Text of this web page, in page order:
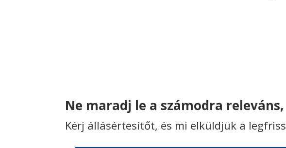
Ne maradj le a számodra
Kérj állásértesítőt, és mi elküldjük a